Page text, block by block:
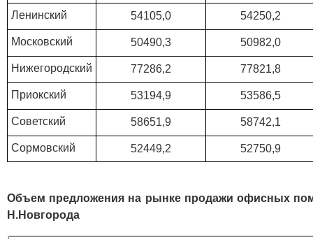
Ленинский 54105,0 54250,2
Московский 50490,3 50982,0
Нижегородский 77286,2 77821,8
Приокский 53194,9 53586,5
Советский 58651,9 58742,1
Сормовский 52449,2 52750,9
Объем предложения на рынке продажи офисных
Н.Новгорода